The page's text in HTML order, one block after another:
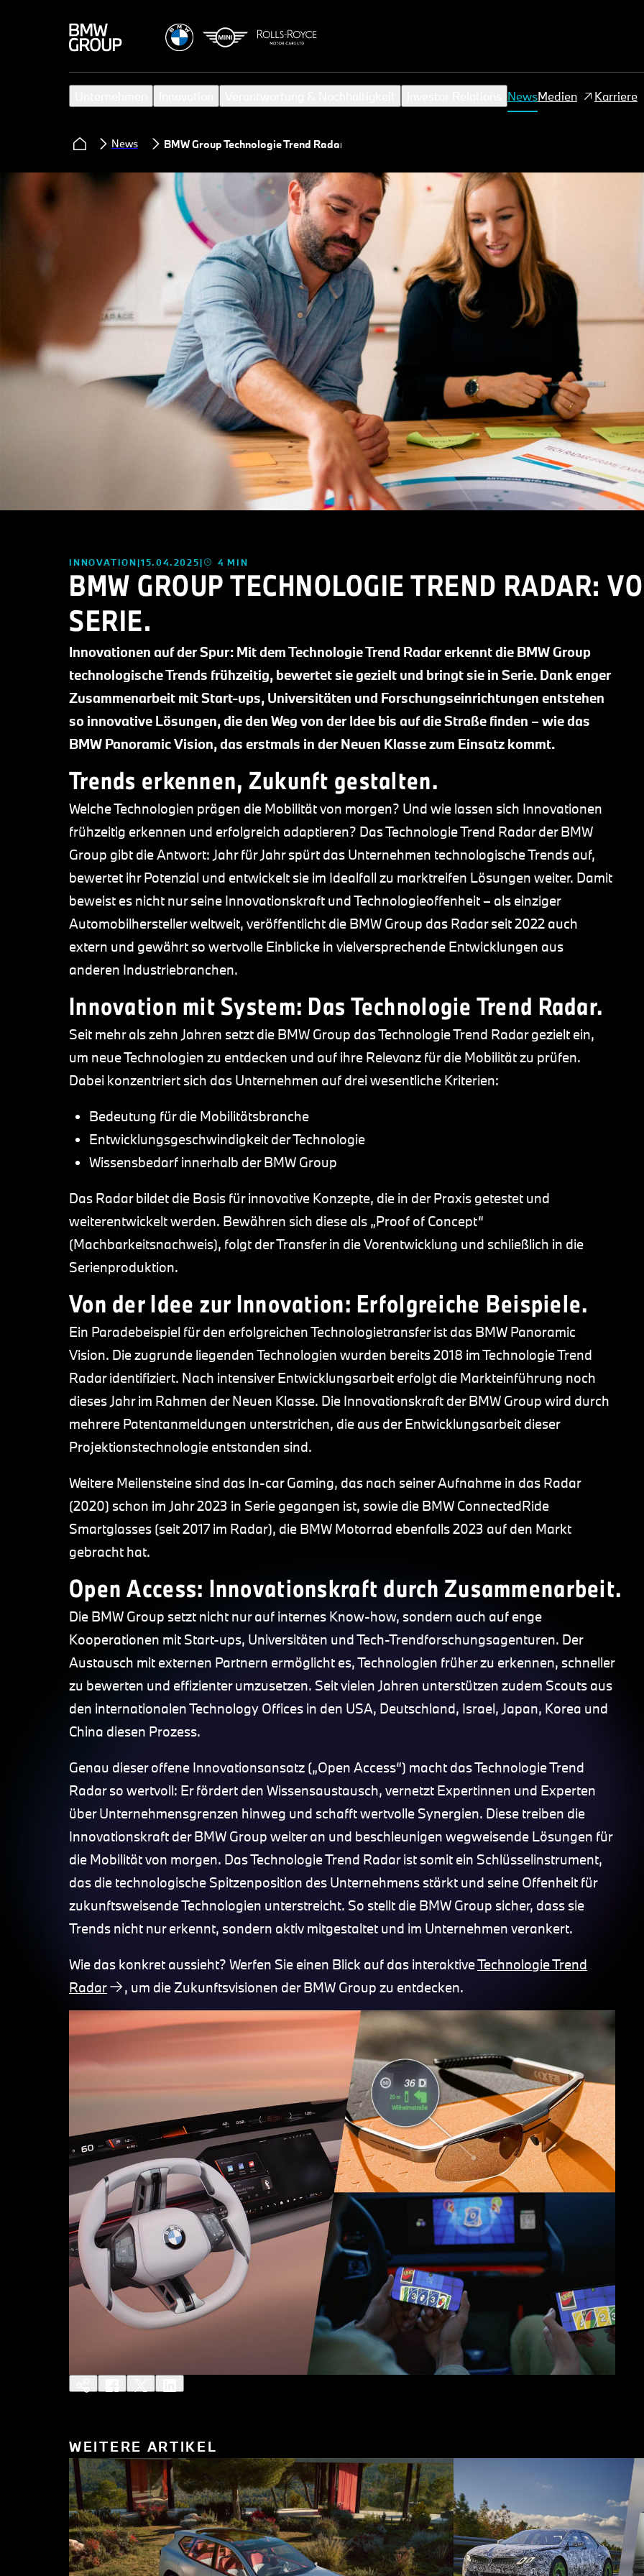
NewsMedien Karriere
News BMW Group Technologie Trend Radar
INNOVATION 15.04.2025 4 MIN
BMW GROUP TECHNOLOGIE TREND RADAR:
SERIE.
Innovationen auf der Spur: Mit dem Technologie Trend Radar erkennt die BMW Group
technologische Trends frühzeitig, bewertet sie gezielt und bringt sie in Serie. Dank enger
Zusammenarbeit mit Start-ups, Universitäten und Forschungseinrichtungen entstehen
so innovative Lösungen, die den Weg von der Idee bis auf die Straße finden – wie das
BMW Panoramic Vision, das erstmals in der Neuen Klasse zum Einsatz kommt.
Trends erkennen, Zukunft gestalten.
Welche Technologien prägen die Mobilität von morgen? Und wie lassen sich Innovationen
frühzeitig erkennen und erfolgreich adaptieren? Das Technologie Trend Radar der BMW
Group gibt die Antwort: Jahr für Jahr spürt das Unternehmen technologische Trends auf,
bewertet ihr Potenzial und entwickelt sie im Idealfall zu marktreifen Lösungen weiter. Damit
beweist es nicht nur seine Innovationskraft und Technologieoffenheit – als einziger
Automobilhersteller weltweit, veröffentlicht die BMW Group das Radar seit 2022 auch
extern und gewährt so wertvolle Einblicke in vielversprechende Entwicklungen aus
anderen Industriebranchen.
Innovation mit System: Das Technologie Trend Radar.
Seit mehr als zehn Jahren setzt die BMW Group das Technologie Trend Radar gezielt ein,
um neue Technologien zu entdecken und auf ihre Relevanz für die Mobilität zu prüfen.
Dabei konzentriert sich das Unternehmen auf drei wesentliche Kriterien:
Bedeutung für die Mobilitätsbranche
Entwicklungsgeschwindigkeit der Technologie
Wissensbedarf innerhalb der BMW Group
Das Radar bildet die Basis für innovative Konzepte, die in der Praxis getestet und
weiterentwickelt werden. Bewähren sich diese als „Proof of Concept“
(Machbarkeitsnachweis), folgt der Transfer in die Vorentwicklung und schließlich in die
Serienproduktion.
Von der Idee zur Innovation: Erfolgreiche Beispiele.
Ein Paradebeispiel für den erfolgreichen Technologietransfer ist das BMW Panoramic
Vision. Die zugrunde liegenden Technologien wurden bereits 2018 im Technologie Trend
Radar identifiziert. Nach intensiver Entwicklungsarbeit erfolgt die Markteinführung noch
dieses Jahr im Rahmen der Neuen Klasse. Die Innovationskraft der BMW Group wird durch
mehrere Patentanmeldungen unterstrichen, die aus der Entwicklungsarbeit dieser
Projektionstechnologie entstanden sind.
Weitere Meilensteine sind das In-car Gaming, das nach seiner Aufnahme in das Radar
(2020) schon im Jahr 2023 in Serie gegangen ist, sowie die BMW ConnectedRide
Smartglasses (seit 2017 im Radar), die BMW Motorrad ebenfalls 2023 auf den Markt
gebracht hat.
Open Access: Innovationskraft durch Zusammenarbeit.
Die BMW Group setzt nicht nur auf internes Know-how, sondern auch auf enge
Kooperationen mit Start-ups, Universitäten und Tech-Trendforschungsagenturen. Der
Austausch mit externen Partnern ermöglicht es, Technologien früher zu erkennen, schneller
zu bewerten und effizienter umzusetzen. Seit vielen Jahren unterstützen zudem Scouts aus
den internationalen Technology Offices in den USA, Deutschland, Israel, Japan, Korea und
China diesen Prozess.
Genau dieser offene Innovationsansatz („Open Access“) macht das Technologie Trend
Radar so wertvoll: Er fördert den Wissensaustausch, vernetzt Expertinnen und Experten
über Unternehmensgrenzen hinweg und schafft wertvolle Synergien. Diese treiben die
Innovationskraft der BMW Group weiter an und beschleunigen wegweisende Lösungen für
die Mobilität von morgen. Das Technologie Trend Radar ist somit ein Schlüsselinstrument,
das die technologische Spitzenposition des Unternehmens stärkt und seine Offenheit für
zukunftsweisende Technologien unterstreicht. So stellt die BMW Group sicher, dass sie
Trends nicht nur erkennt, sondern aktiv mitgestaltet und im Unternehmen verankert.
Wie das konkret aussieht? Werfen Sie einen Blick auf das interaktiveTechnologie Trend
Radar
, um die Zukunftsvisionen der BMW Group zu entdecken.
WEITERE ARTIKEL